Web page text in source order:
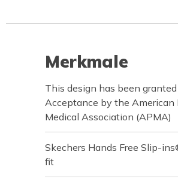
Merkmale
This design has been
Acceptance by the American
Medical Association (APMA)
Skechers Hands Free Slip-
fit